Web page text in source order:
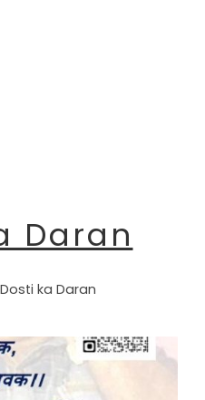
Daran
Dosti ka Daran